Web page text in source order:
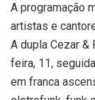
A programação
artistas e
A dupla Cezar &
feira, 11,
em franca